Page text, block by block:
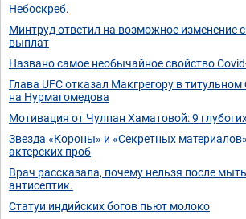
Небоскреб.
Минтруд ответил на возможное изменение
выплат
Названо самое необычайное свойство
Глава UFC отказал Макгрегору в титульном
на Нурмагомедова
Мотивация от Чулпан Хаматовой: 9
Звезда «Короны» и «Секретных
актерских проб
Врач рассказала, почему нельзя после
антисептик.
Статуи индийских богов пьют молоко